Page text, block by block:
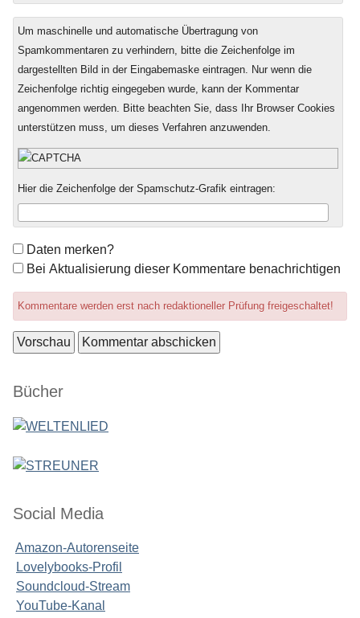
Um maschinelle und automatische Übertragung von
Spamkommentaren zu verhindern, bitte die Zeichenfolge im
dargestellten Bild in der Eingabemaske eintragen. Nur wenn die
Zeichenfolge richtig eingegeben wurde, kann der Kommentar
angenommen werden. Bitte beachten Sie, dass Ihr Browser Cookies
unterstützen muss, um dieses Verfahren anzuwenden.
Hier die Zeichenfolge der Spamschutz-Grafik eintragen:
Formular-
Optionen
Daten merken?
Bei Aktualisierung dieser Kommentare benachrichtigen
Kommentare werden erst nach redaktioneller Prüfung freigeschaltet!
Seitenleiste
Bücher
Social Media
Amazon-Autorenseite
Lovelybooks-Profil
Soundcloud-Stream
YouTube-Kanal